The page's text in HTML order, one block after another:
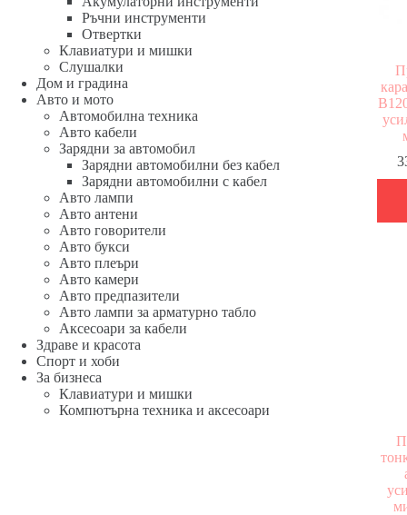
Ръчни инструменти
Отвертки
Клавиатури и мишки
Слушалки
Дом и градина
Авто и мото
Автомобилна техника
Авто кабели
Зарядни за автомобил
Зарядни автомобилни без кабел
Зарядни автомобилни с кабел
Авто лампи
Авто антени
Авто говорители
Авто букси
Авто плеъри
Авто камери
Авто предпазители
Авто лампи за арматурно табло
Аксесоари за кабели
Здраве и красота
Спорт и хоби
За бизнеса
Клавиатури и мишки
Компютърна техника и аксесоари